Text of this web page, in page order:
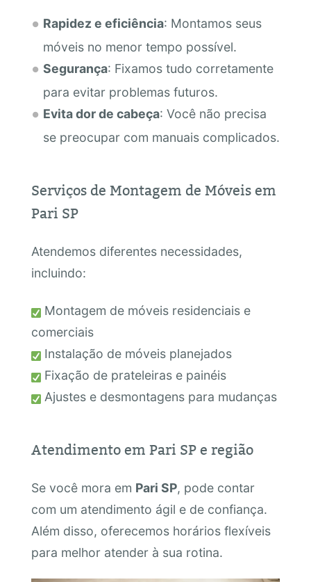
Rapidez e eficiência: Montamos seus
móveis no menor tempo possível.
Segurança: Fixamos tudo corretamente
para evitar problemas futuros.
Evita dor de cabeça: Você não precisa
se preocupar com manuais complicados.
Serviços de Montagem de Móveis em
Pari SP
Atendemos diferentes necessidades,
incluindo:
Montagem de móveis residenciais e
comerciais
Instalação de móveis planejados
Fixação de prateleiras e painéis
Ajustes e desmontagens para mudanças
Atendimento em Pari SP e região
Se você mora em Pari SP, pode contar
com um atendimento ágil e de confiança.
Além disso, oferecemos horários flexíveis
para melhor atender à sua rotina.